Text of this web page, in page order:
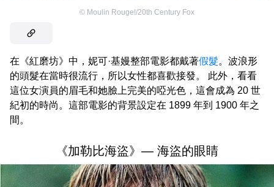
© Moulin Rouge!/20th Century Fox
在《紅磨坊》中，妮可·基嫚整部電影都戴著假髮。波浪形
的頭髮在當時很流行，所以女性都喜歡接發。 此外，看看
這位女演員的眉毛和她臉上完美的啞光色，這會成為 20 世
紀初的時尚。這部電影的背景設定在 1899 年到 1900 年之
間。
《加勒比海盜》— 海盜的眼睛